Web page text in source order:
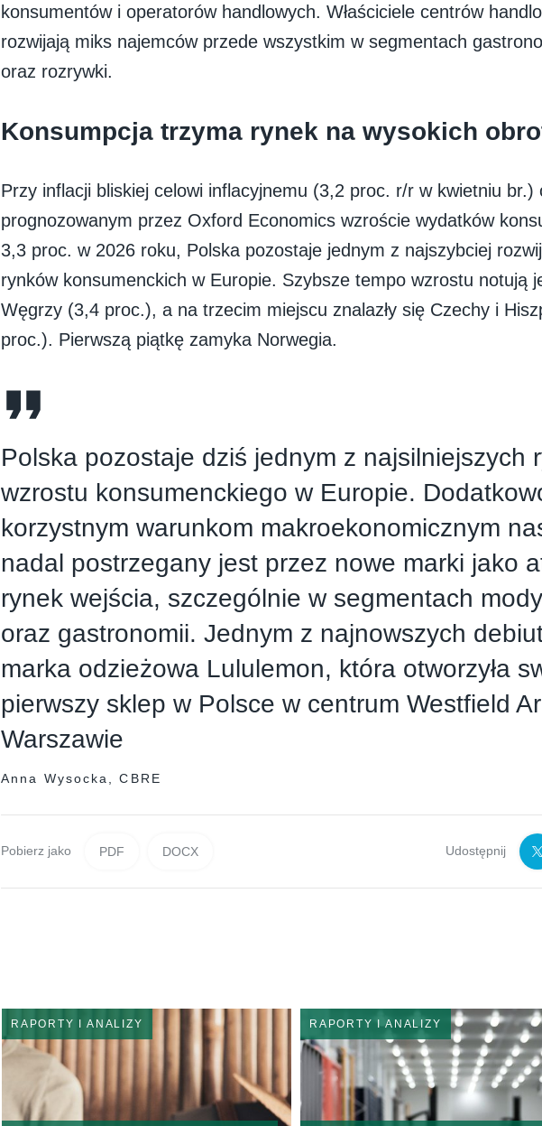
konsumentów i operatorów handlowych. Właściciele centrów
rozwijają miks najemców przede wszystkim w segmentach
oraz rozrywki.
Konsumpcja trzyma rynek na wysokich
Przy inflacji bliskiej celowi inflacyjnemu (3,2 proc. r/r w kwietniu br.)
prognozowanym przez Oxford Economics wzroście wydatków
3,3 proc. w 2026 roku, Polska pozostaje jednym z najszybciej
rynków konsumenckich w Europie. Szybsze tempo wzrostu notują
Węgrzy (3,4 proc.), a na trzecim miejscu znalazły się Czechy i
proc.). Pierwszą piątkę zamyka Norwegia.
Polska pozostaje dziś jednym z najsilniejszych
wzrostu konsumenckiego w Europie.
korzystnym warunkom makroekonomicznym
nadal postrzegany jest przez nowe marki jako
rynek wejścia, szczególnie w segmentach
oraz gastronomii. Jednym z najnowszych
marka odzieżowa Lululemon, która otworzyła
pierwszy sklep w Polsce w centrum Westfield
Warszawie
Anna Wysocka, CBRE
Pobierz jako PDF DOCX Udostępnij
RAPORTY I ANALIZY RAPORTY I ANALIZY